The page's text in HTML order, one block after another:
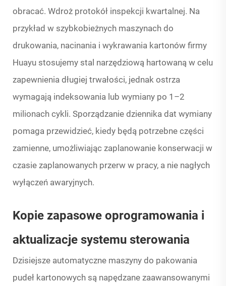
obracać. Wdroż protokół inspekcji kwartalnej. Na
przykład w szybkobieżnych maszynach do
drukowania, nacinania i wykrawania kartonów firmy
Huayu stosujemy stal narzędziową hartowaną w celu
zapewnienia długiej trwałości, jednak ostrza
wymagają indeksowania lub wymiany po 1–2
milionach cykli. Sporządzanie dziennika dat wymiany
pomaga przewidzieć, kiedy będą potrzebne części
zamienne, umożliwiając zaplanowanie konserwacji w
czasie zaplanowanych przerw w pracy, a nie nagłych
wyłączeń awaryjnych.
Kopie zapasowe oprogramowania i
aktualizacje systemu sterowania
Dzisiejsze automatyczne maszyny do pakowania
pudeł kartonowych są napędzane zaawansowanymi